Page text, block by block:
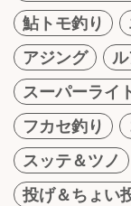
鮎トモ釣り
アジング
スーパーライ
フカセ釣り
スッテ＆ツノ
投げ＆ちょい